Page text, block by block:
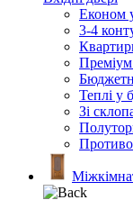
Економ
3-4
Преміум
Теплі у
Зі